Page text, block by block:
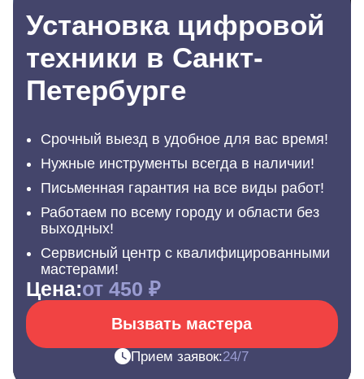
Установка цифровой
техники в Санкт-
Петербурге
Срочный выезд в удобное для вас время!
Нужные инструменты всегда в наличии!
Письменная гарантия на все виды работ!
Работаем по всему городу и области без
выходных!
Сервисный центр с квалифицированными
мастерами!
Цена:от 450 ₽
Вызвать мастера
Прием заявок:24/7